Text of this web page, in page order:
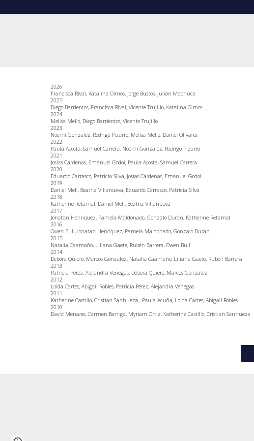
2026
Francisca Rival, Katalina Olmos, Jorge Bustos, Julián Machuca
2025
Diego Barrientos, Francisca Rival, Vicente Trujillo, Katalina Olmos
2024
Melisa Melio, Diego Barrientos, Vicente Trujillo
2023
Noemí Gonzalez, Rodrigo Pizarro, Melisa Melio, Daniel Olivares
2022
Paula Acosta, Samuel Carrera, Noemí Gonzalez, Rodrigo Pizarro
2021
Josías Cárdenas, Emanuel Godoi, Paula Acosta, Samuel Carrera
2020
Eduardo Carrasco, Patricia Silva, Josías Cárdenas, Emanuel Godoi
2019
Daniel Meli, Beatriz Villanueva, Eduardo Carrasco, Patricia Silva
2018
Katherine Retamal, Daniel Meli, Beatriz Villanueva
2017
Jonatan Henriquez, Pamela Maldonado, Gonzalo Durán, Katherine Retamal
2016
Owen Bull, Jonatan Henriquez, Pamela Maldonado, Gonzalo Durán
2015
Natalia Caamaño, Liliana Gaete, Rubén Barrera, Owen Bull
2014
Debora Quiero, Marcos Gonzalez, Natalia Caamaño, Liliana Gaete, Rubén Barrera
2013
Patricia Pérez, Alejandra Venegas, Debora Quiero, Marcos Gonzalez
2012
Loida Cartes, Abigail Robles, Patricia Pérez, Alejandra Venegas
2011
Katherine Castillo, Cristian Sanhueza , Paula Acuña, Loida Cartes, Abigail Robles
2010
David Menares, Carmen Barriga, Myriam Ortiz, Katherine Castillo, Cristian Sanhueza